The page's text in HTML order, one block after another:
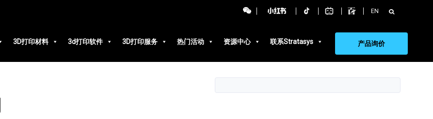
EN 搜
索：
3D打印材料 3d打印软件 3D打印服务 热门活动 资源中心 联系Stratasys 产品询价